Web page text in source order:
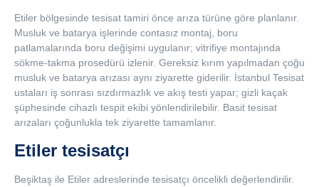
Etiler bölgesinde tesisat tamiri önce arıza türüne göre planlanır.
Musluk ve batarya işlerinde contasız montaj, boru
patlamalarında boru değişimi uygulanır; vitrifiye montajında
sökme-takma prosedürü izlenir. Gereksiz kırım yapılmadan çoğu
musluk ve batarya arızası aynı ziyarette giderilir. İstanbul Tesisat
ustaları iş sonrası sızdırmazlık ve akış testi yapar; gizli kaçak
şüphesinde cihazlı tespit ekibi yönlendirilebilir. Basit tesisat
arızaları çoğunlukla tek ziyarette tamamlanır.
Etiler tesisatçı
Beşiktaş ile Etiler adreslerinde tesisatçı öncelikli değerlendirilir.